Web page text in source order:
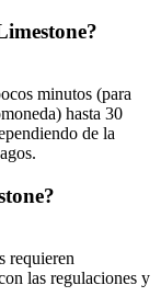
minutos (para
hasta 30
de la
requieren
las regulaciones y